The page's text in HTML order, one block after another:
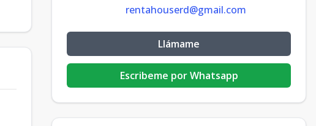
rentahouserd@gmail.com
Llámame
Escribeme por Whatsapp